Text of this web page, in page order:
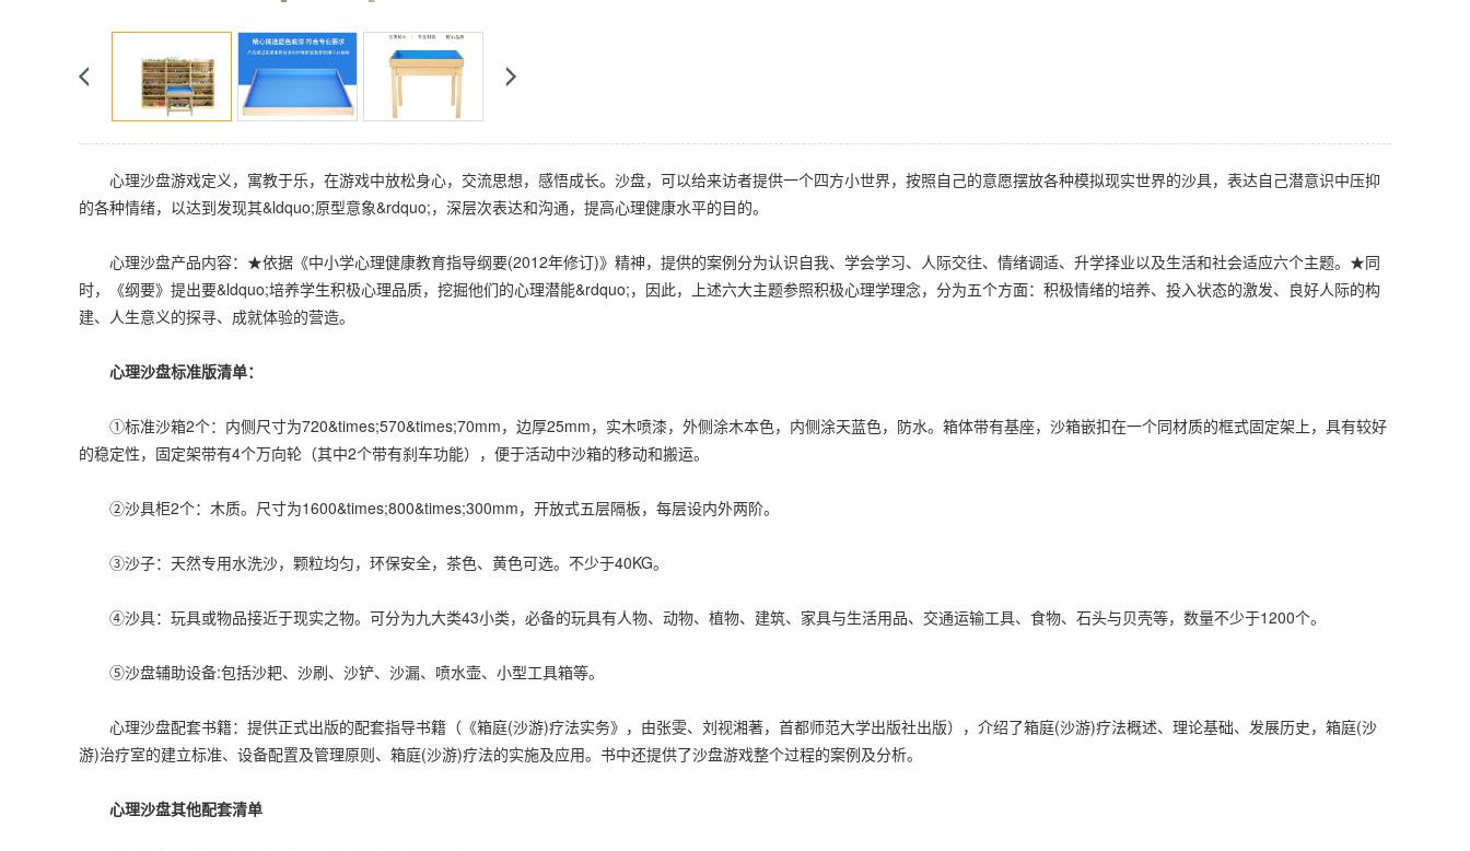
心理沙盘游戏定义，寓教于乐，在游戏中放松身心，交流思想，感悟成长。沙盘，可以给来访者提供一个四方小世界，按照自己的意愿摆放各种模拟现实世界的沙具，表达自己潜意识中压抑
的各种情绪，以达到发现其&ldquo;原型意象&rdquo;，深层次表达和沟通，提高心理健康水平的目的。
心理沙盘产品内容：★依据《中小学心理健康教育指导纲要(2012年修订)》精神，提供的案例分为认识自我、学会学习、人际交往、情绪调适、升学择业以及生活和社会适应六个主题。★同
时，《纲要》提出要&ldquo;培养学生积极心理品质，挖掘他们的心理潜能&rdquo;，因此，上述六大主题参照积极心理学理念，分为五个方面：积极情绪的培养、投入状态的激发、良好人际的构
建、人生意义的探寻、成就体验的营造。
心理沙盘标准版清单：
①标准沙箱2个：内侧尺寸为720&times;570&times;70mm，边厚25mm，实木喷漆，外侧涂木本色，内侧涂天蓝色，防水。箱体带有基座，沙箱嵌扣在一个同材质的框式固定架上，具有较好
的稳定性，固定架带有4个万向轮（其中2个带有刹车功能），便于活动中沙箱的移动和搬运。
②沙具柜2个：木质。尺寸为1600&times;800&times;300mm，开放式五层隔板，每层设内外两阶。
③沙子：天然专用水洗沙，颗粒均匀，环保安全，茶色、黄色可选。不少于40KG。
④沙具：玩具或物品接近于现实之物。可分为九大类43小类，必备的玩具有人物、动物、植物、建筑、家具与生活用品、交通运输工具、食物、石头与贝壳等，数量不少于1200个。
⑤沙盘辅助设备:包括沙耙、沙刷、沙铲、沙漏、喷水壶、小型工具箱等。
心理沙盘配套书籍：提供正式出版的配套指导书籍（《箱庭(沙游)疗法实务》，由张雯、刘视湘著，首都师范大学出版社出版），介绍了箱庭(沙游)疗法概述、理论基础、发展历史，箱庭(沙
游)治疗室的建立标准、设备配置及管理原则、箱庭(沙游)疗法的实施及应用。书中还提供了沙盘游戏整个过程的案例及分析。
心理沙盘其他配套清单